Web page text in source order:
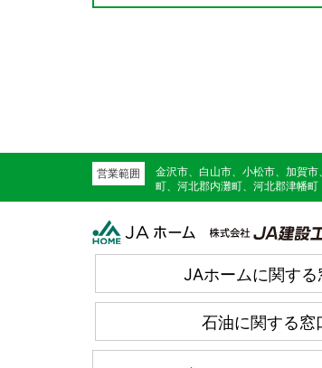
営業範囲
金沢市、白山市、小松市、加賀
町、河北郡内灘町、河北郡津幡町
JAホームに関する
石油に関する窓